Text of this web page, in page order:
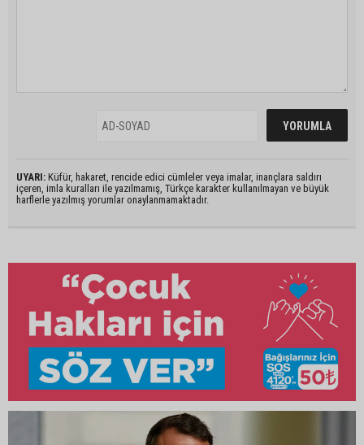
UYARI: Küfür, hakaret, rencide edici cümleler veya imalar, inançlara saldırı
içeren, imla kuralları ile yazılmamış, Türkçe karakter kullanılmayan ve büyük
harflerle yazılmış yorumlar onaylanmamaktadır.